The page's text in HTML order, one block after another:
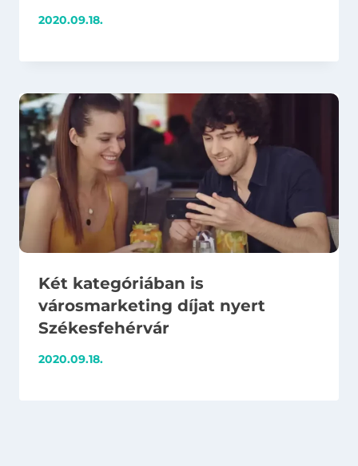
2020.09.18.
Két kategóriában is
városmarketing díjat nyert
Székesfehérvár
2020.09.18.